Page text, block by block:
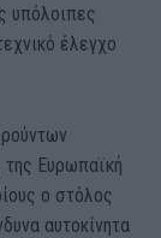
υπόλοιπες
έλεγχο
της Ευρωπαϊκή
ο στόλος
αυτοκίνητα